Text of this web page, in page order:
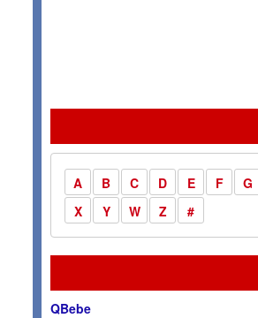
A B C D E F G
X
Y W Z #
QBebe